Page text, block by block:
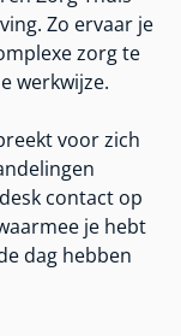
Zo ervaar je
zorg te
werkwijze.
voor zich
contact op
je hebt
dag hebben